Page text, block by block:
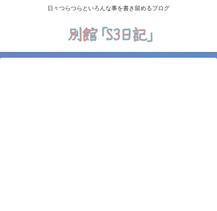
日々つらつらといろんな事を書き留めるブログ